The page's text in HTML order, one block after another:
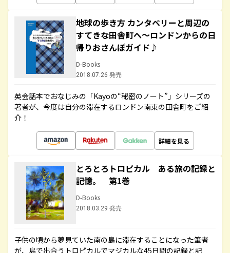
地球の歩き方 カンタベリーと周辺の
すてきな田舎町へ～ロンドンからの日
帰りおさんぽガイド♪
D-Books
2018.07.26 発売
英会話本でおなじみの「Kayoの“秘密のノート”」シリーズの
著者が、今度は自分の滞在するロンドン南東の田舎町をご紹
介！
詳細を見る
とろとろトロピカル ある旅の記録と
記憶。 第1巻
D-Books
2018.03.29 発売
子供の頃から夢見ていた南の島に滞在することになった筆者
が、島で出合うトロピカルでマジカルな45日間の記録と記